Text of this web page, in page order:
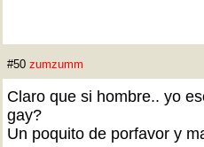
#50 zumzumm
Claro que si hombre.. yo
gay?
Un poquito de porfavor y